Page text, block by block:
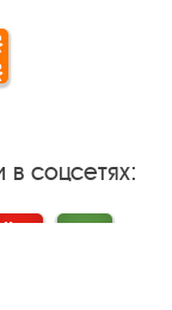
соцсетях:
Трипадвизор